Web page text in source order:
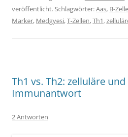
veröffentlicht. Schlagwörter:Aas, B-
Marker, Medgyesi,T-Zellen,Th1,
Th1 vs. Th2: zelluläre
Immunantwort
2 Antworten